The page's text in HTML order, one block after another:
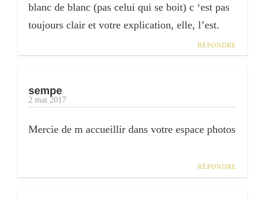
blanc de blanc (pas celui qui se boit) c ‘est pas
toujours clair et votre explication, elle, l’est.
RÉPONDRE
sempe
2 mai 2017
Mercie de m accueillir dans votre espace photos
RÉPONDRE